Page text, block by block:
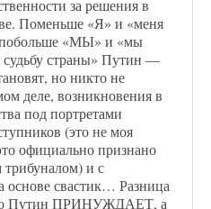
за решения в
Поменьше «Я» и «меня
«МЫ» и «мы
судьбу страны» Путин —
но никто не
деле, возникновения в
под портретами
(это не моя
официально признано
и с
основе свастик… Разница
Путин ПРИНУЖДАЕТ, а